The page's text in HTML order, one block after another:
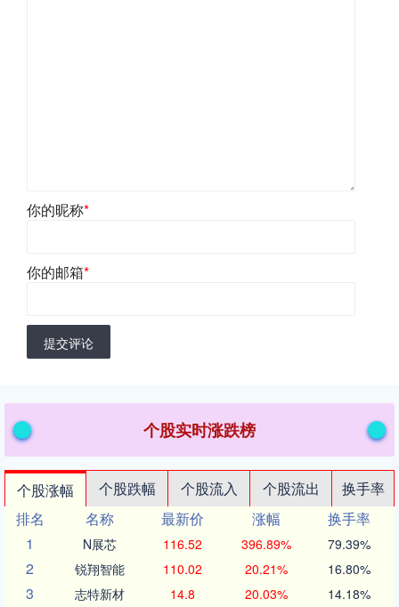
你的昵称*
你的邮箱*
提交评论
个股实时涨跌榜
个股涨幅 个股跌幅 个股流入 个股流出
换手率
排名
名称 最新价 涨幅
换手率
1
N展芯 116.52 396.89% 79.39%
2 锐翔智能 110.02 20.21% 16.80%
3 志特新材 14.8 20.03% 14.18%